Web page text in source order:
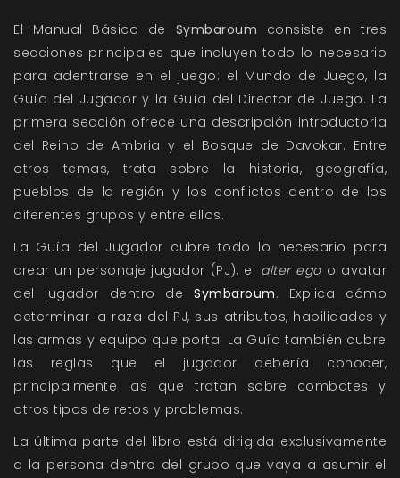
El Manual Básico de Symbaroum consiste en tres
secciones principales que incluyen todo lo necesario
para adentrarse en el juego: el Mundo de Juego, la
Guía del Jugador y la Guía del Director de Juego. La
primera sección ofrece una descripción introductoria
del Reino de Ambria y el Bosque de Davokar. Entre
otros temas, trata sobre la historia, geografía,
pueblos de la región y los conflictos dentro de los
diferentes grupos y entre ellos.
La Guía del Jugador cubre todo lo necesario para
crear un personaje jugador (PJ), el alter egoo avatar
del jugador dentro de Symbaroum. Explica cómo
determinar la raza del PJ, sus atributos, habilidades y
las armas y equipo que porta. La Guía también cubre
las reglas que el jugador debería conocer,
principalmente las que tratan sobre combates y
otros tipos de retos y problemas.
La última parte del libro está dirigida exclusivamente
a la persona dentro del grupo que vaya a asumir el